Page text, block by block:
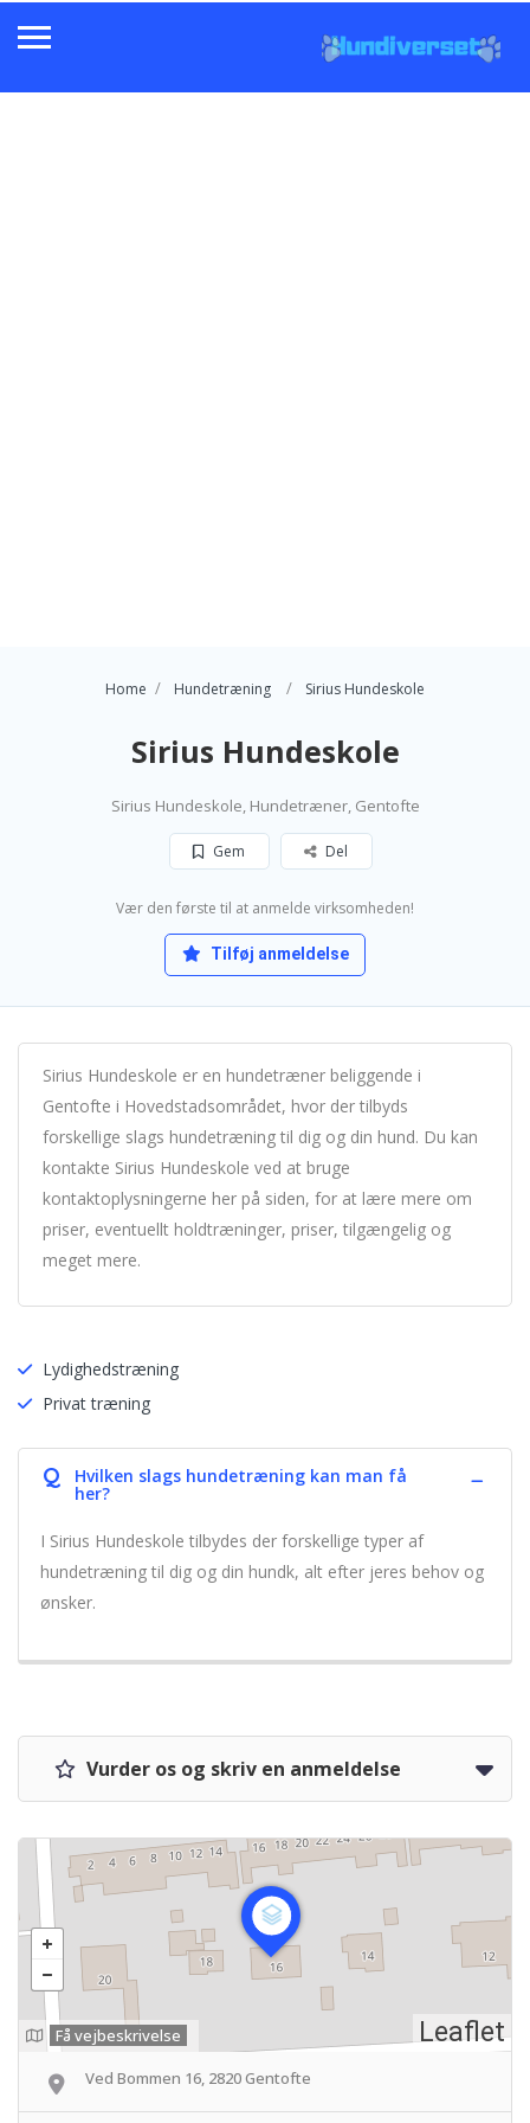
Home Hundetræning Sirius Hundeskole
Sirius Hundeskole
Sirius Hundeskole, Hundetræner, Gentofte
Gem Del
Vær den første til at anmelde virksomheden!
Tilføj anmeldelse
Sirius Hundeskole er en hundetræner beliggende i
Gentofte i Hovedstadsområdet, hvor der tilbyds
forskellige slags hundetræning til dig og din hund. Du kan
kontakte Sirius Hundeskole ved at bruge
kontaktoplysningerne her på siden, for at lære mere om
priser, eventuellt holdtræninger, priser, tilgængelig og
meget mere.
Lydighedstræning
Privat træning
Q Hvilken slags hundetræning kan man få
her?
I Sirius Hundeskole tilbydes der forskellige typer af
hundetræning til dig og din hundk, alt efter jeres behov og
ønsker.
Vurder os og skriv en anmeldelse
Leaflet
Få vejbeskrivelse
Ved Bommen 16, 2820 Gentofte